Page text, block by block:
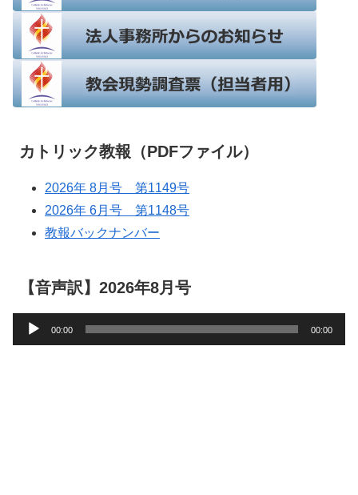
カトリック教報（PDFファイル）
2026年 8月号 第1149号
2026年 6月号 第1148号
教報バックナンバー
【音声訳】2026年8月号
声
00:00 00:00